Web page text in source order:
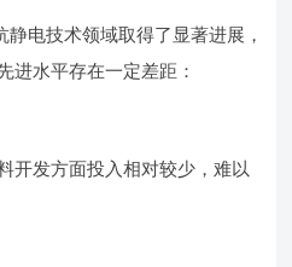
电技术领域取得了显著进展，
进水平存在一定差距：
开发方面投入相对较少，难以